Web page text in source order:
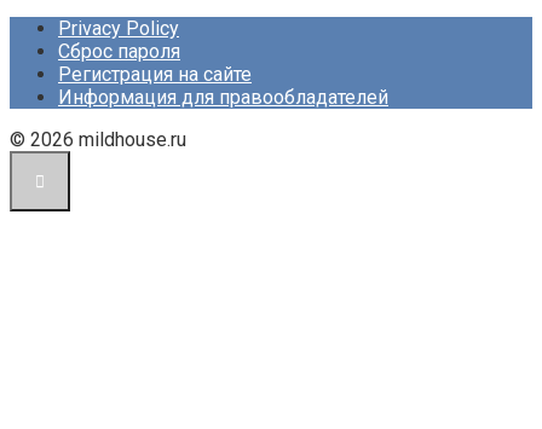
Privacy Policy
Сброс пароля
Регистрация на сайте
Информация для правообладателей
© 2026 mildhouse.ru